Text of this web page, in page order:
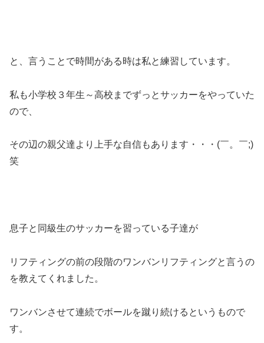
と、言うことで時間がある時は私と練習しています。
私も小学校３年生～高校までずっとサッカーをやっていた
ので、
その辺の親父達より上手な自信もあります・・・(￣。￣;)
笑
息子と同級生のサッカーを習っている子達が
リフティングの前の段階のワンバンリフティングと言うの
を教えてくれました。
ワンバンさせて連続でボールを蹴り続けるというもので
す。